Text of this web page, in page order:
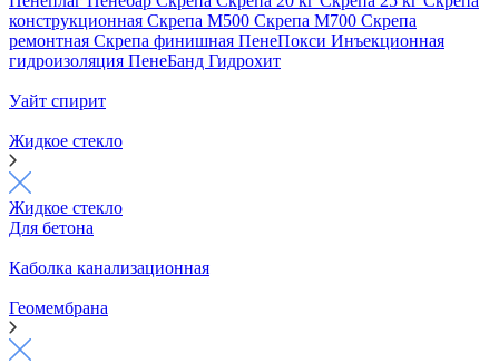
конструкционная Скрепа М500 Скрепа М700 Скрепа
ремонтная Скрепа финишная ПенеПокси Инъекционная
гидроизоляция ПенеБанд Гидрохит
Уайт спирит
Жидкое стекло
Жидкое стекло
Для бетона
Каболка канализационная
Геомембрана